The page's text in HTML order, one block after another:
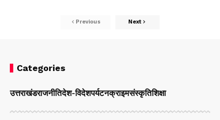
Previous Next
Categories
उत्तराखंडराजनीतिदेश-विदेशपर्यटनक्राइमसंस्कृतिशिक्षा